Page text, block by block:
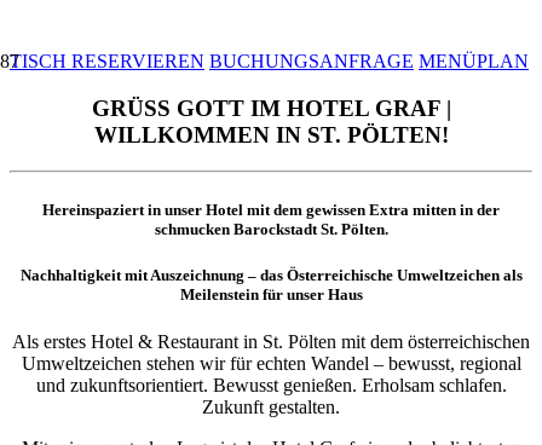
TISCH RESERVIEREN BUCHUNGSANFRAGE MENÜPLAN
GRÜSS GOTT IM HOTEL GRAF |
WILLKOMMEN IN ST. PÖLTEN!
Hereinspaziert in unser Hotel mit dem gewissen Extra mitten in der
schmucken Barockstadt St. Pölten.
Nachhaltigkeit mit Auszeichnung – das Österreichische Umweltzeichen als
Meilenstein für unser Haus
Als erstes Hotel & Restaurant in St. Pölten mit dem österreichischen
Umweltzeichen stehen wir für echten Wandel – bewusst, regional
und zukunftsorientiert. Bewusst genießen. Erholsam schlafen.
Zukunft gestalten.